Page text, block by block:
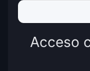
Acceso